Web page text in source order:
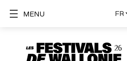
FR
MENU